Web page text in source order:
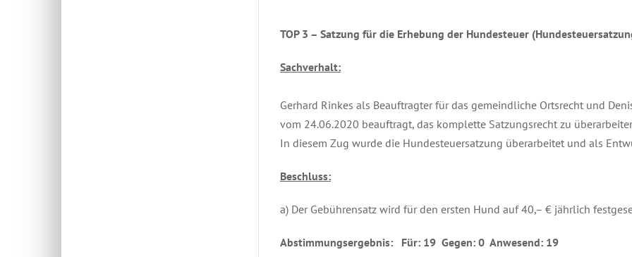
TOP 3 – Satzung für die Erhebung der Hundesteuer
Sachverhalt:
Gerhard Rinkes als Beauftragter für das gemeindliche Ortsrecht und
vom 24.06.2020 beauftragt, das komplette Satzungsrecht zu
In diesem Zug wurde die Hundesteuersatzung überarbeitet und als
Beschluss:
a) Der Gebührensatz wird für den ersten Hund auf 40,– € jährlich
Abstimmungsergebnis: Für: 19 Gegen: 0 Anwesend: 19